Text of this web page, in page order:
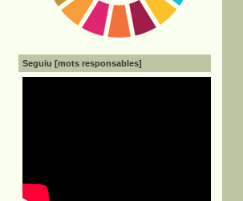
Seguiu [mots responsables]